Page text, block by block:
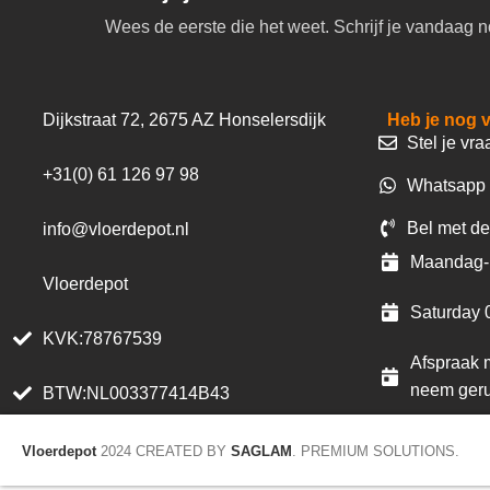
Wees de eerste die het weet. Schrijf je vandaag
Dijkstraat 72, 2675 AZ Honselersdijk
+31(0) 61 126 97 98
info@vloerdepot.nl
Vloerdepot
KVK:78767539
BTW:NL003377414B43
Heb je nog
Stel je
Bel met
Saturday
Afspraak
neem
Vloerdepot 2024 CREATED BY SAGLAM . PREMIUM SOLUTIONS.